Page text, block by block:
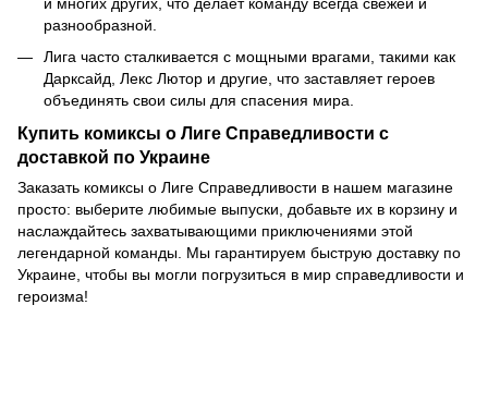
и многих других, что делает команду всегда свежей и
разнообразной.
Лига часто сталкивается с мощными врагами, такими как
Дарксайд, Лекс Лютор и другие, что заставляет героев
объединять свои силы для спасения мира.
Купить комиксы о Лиге Справедливости с
доставкой по Украине
Заказать комиксы о Лиге Справедливости в нашем магазине
просто: выберите любимые выпуски, добавьте их в корзину и
наслаждайтесь захватывающими приключениями этой
легендарной команды. Мы гарантируем быструю доставку по
Украине, чтобы вы могли погрузиться в мир справедливости и
героизма!